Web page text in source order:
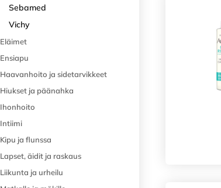
Sebamed
Vichy
Eläimet
Ensiapu
Haavanhoito ja sidetarvikkeet
Hiukset ja päänahka
Ihonhoito
Intiimi
Kipu ja flunssa
Lapset, äidit ja raskaus
Liikunta ja urheilu